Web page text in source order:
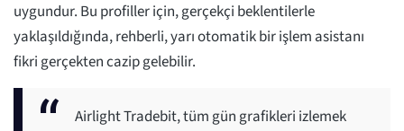
uygundur. Bu profiller için, gerçekçi beklentilerle
yaklaşıldığında, rehberli, yarı otomatik bir işlem asistanı
fikri gerçekten cazip gelebilir.
Airlight Tradebit, tüm gün grafikleri izlemek